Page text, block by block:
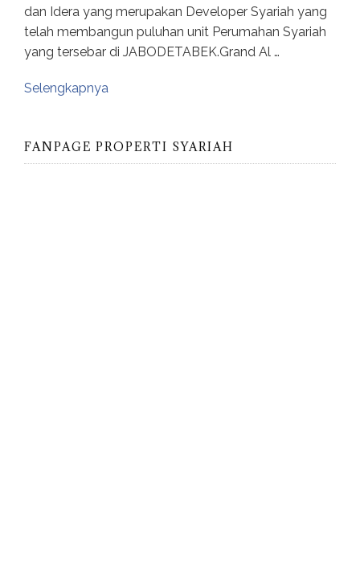
dan Idera yang merupakan Developer Syariah yang
telah membangun puluhan unit Perumahan Syariah
yang tersebar di JABODETABEK.Grand Al …
Selengkapnya
FANPAGE PROPERTI SYARIAH